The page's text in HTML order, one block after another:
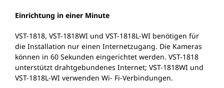
Einrichtung in einer Minute
VST-1818, VST-1818WI und VST-1818L-WI benötigen für
die Installation nur einen Internetzugang. Die Kameras
können in 60 Sekunden eingerichtet werden. VST-1818
unterstützt drahtgebundenes Internet; VST-1818WI und
VST-1818L-WI verwenden Wi- Fi-Verbindungen.